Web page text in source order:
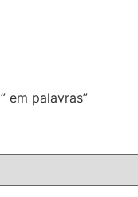
em palavras”